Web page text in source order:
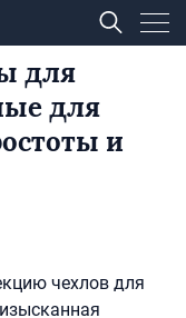
для
для
и
чехлов для